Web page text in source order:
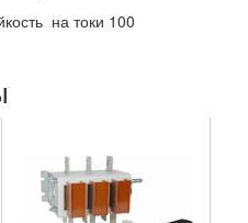
на токи 100